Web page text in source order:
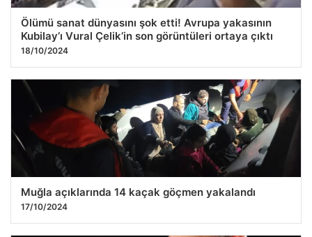
Ölümü sanat dünyasını şok etti! Avrupa yakasının
Kubilay’ı Vural Çelik’in son görüntüleri ortaya çıktı
18/10/2024
Muğla açıklarında 14 kaçak göçmen yakalandı
17/10/2024